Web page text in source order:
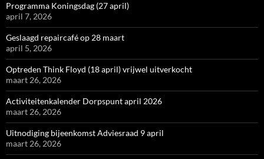
Programma Koningsdag (27 april)
april 7, 2026
Geslaagd repaircafé op 28 maart
april 5, 2026
Optreden Think Floyd (18 april) vrijwel uitverkocht
maart 26, 2026
Activiteitenkalender Dorpspunt april 2026
maart 26, 2026
Uitnodiging bijeenkomst Adviesraad 9 april
maart 26, 2026